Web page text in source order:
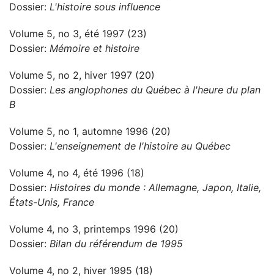
Dossier: L'histoire sous influence
Volume 5, no 3, été 1997 (23)
Dossier: Mémoire et histoire
Volume 5, no 2, hiver 1997 (20)
Dossier: Les anglophones du Québec à l'heure du plan
B
Volume 5, no 1, automne 1996 (20)
Dossier: L'enseignement de l'histoire au Québec
Volume 4, no 4, été 1996 (18)
Dossier: Histoires du monde : Allemagne, Japon, Italie,
États-Unis, France
Volume 4, no 3, printemps 1996 (20)
Dossier: Bilan du référendum de 1995
Volume 4, no 2, hiver 1995 (18)